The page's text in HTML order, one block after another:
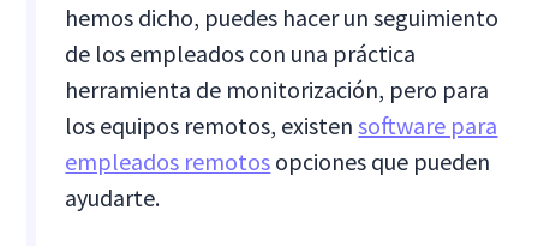
hemos dicho, puedes hacer un seguimiento
de los empleados con una práctica
herramienta de monitorización, pero para
los equipos remotos, existensoftware para
empleados remotos opciones que pueden
ayudarte.